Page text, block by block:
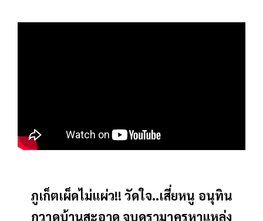
ภูเก็ตเผ็ดไม่แผ่ว!! วัดใจ..เสี่ยหนู อนุทิน
กวาดบ้านสะอาด จบดรามาครหาแหล่ง